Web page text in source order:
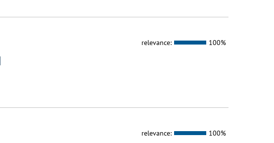
relevance: 100%
relevance: 100%